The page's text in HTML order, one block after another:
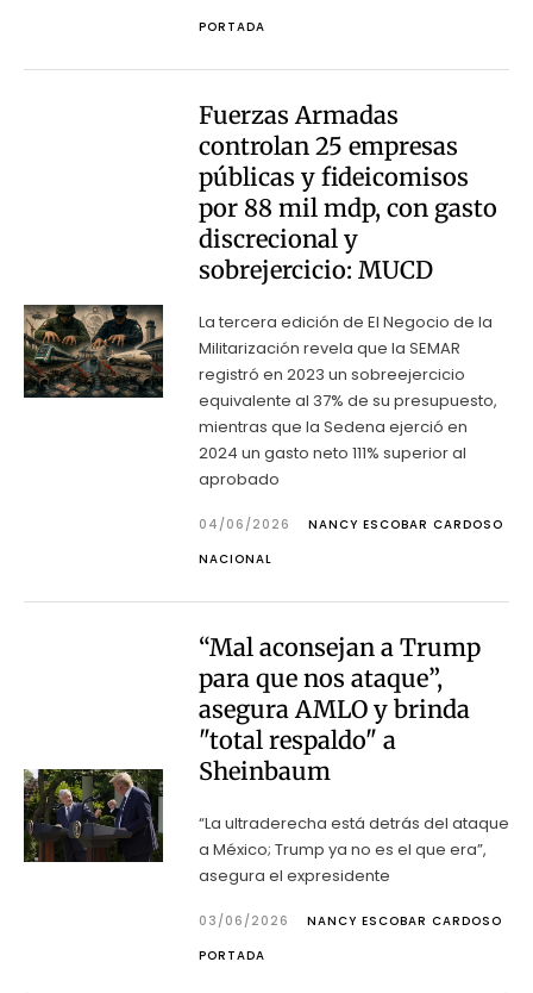
PORTADA
Fuerzas Armadas
controlan 25 empresas
públicas y fideicomisos
por 88 mil mdp, con gasto
discrecional y
sobrejercicio: MUCD
La tercera edición de El Negocio de la
Militarización revela que la SEMAR
registró en 2023 un sobreejercicio
equivalente al 37% de su presupuesto,
mientras que la Sedena ejerció en
2024 un gasto neto 111% superior al
aprobado
04/06/2026
NANCY ESCOBAR CARDOSO
NACIONAL
“Mal aconsejan a Trump
para que nos ataque”,
asegura AMLO y brinda
"total respaldo" a
Sheinbaum
“La ultraderecha está detrás del ataque
a México; Trump ya no es el que era”,
asegura el expresidente
03/06/2026
NANCY ESCOBAR CARDOSO
PORTADA